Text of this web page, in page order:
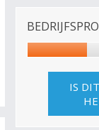
IS